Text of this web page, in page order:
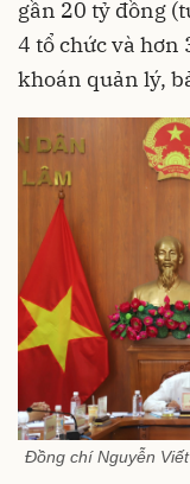
gần 20 tỷ đồng
4 tổ chức và
khoán quản lý,
Đồng chí Nguyễn